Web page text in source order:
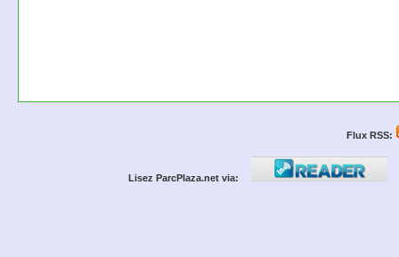
Flux RSS:
Lisez ParcPlaza.net via: